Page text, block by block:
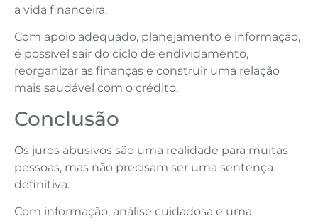
a vida financeira.
Com apoio adequado, planejamento e informação,
é possível sair do ciclo de endividamento,
reorganizar as finanças e construir uma relação
mais saudável com o crédito.
Conclusão
Os juros abusivos são uma realidade para muitas
pessoas, mas não precisam ser uma sentença
definitiva.
Com informação, análise cuidadosa e uma